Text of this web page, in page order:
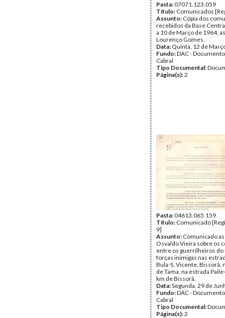
Pasta:07071.123.059
Título: Comunicados
Assunto: Cópia dos
recebidos da Base
a 10 de Março de 1964,
Lourenço Gomes.
Data: Quinta, 12 de
Fundo:DAC -
Cabral
Tipo Documental:
Página(s):2
Pasta:04613.065.159
Título: Comunicado
9]
Assunto: Comunicado
Osvaldo Vieira sobre os
entre os guerrilheiros do
forças inimigas nas
Bula-S. Vicente, Bissorã,
de Tama, na estrada
km de Bissorã.
Data:Segunda, 29 de
Fundo:DAC -
Cabral
Tipo Documental:
Página(s):2